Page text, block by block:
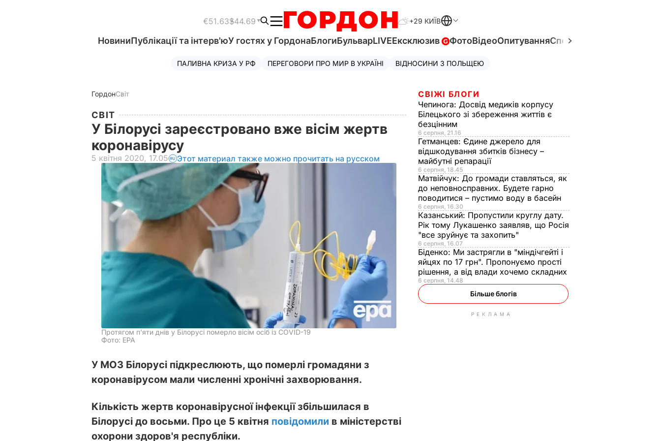
€51.63$44.69 +29 КИЇВ
НовиниПублікації та інтерв'юУ гостях у ГордонаБлогиБульварLIVEЕксклюзив ФотоВідеоОпитуванняСпецпроєкти
ПАЛИВНА КРИЗА У РФ ПЕРЕГОВОРИ ПРО МИР В УКРАЇНІ ВІДНОСИНИ З ПОЛЬЩЕЮ
ГордонСвіт
СВІТ
У Білорусі зареєстровано вже вісім жертв
коронавірусу
5 квітня 2020, 17.05 Этот материал также можно прочитать на русском
Протягом п'яти днів у Білорусі померло вісім осіб із COVID-19
Фото: ЕРА
У МОЗ Білорусі підкреслюють, що померлі громадяни з
коронавірусом мали численні хронічні захворювання.
Кількість жертв коронавірусної інфекції збільшилася в
Білорусі до восьми. Про це 5 квітня повідомили в міністерстві
охорони здоров'я республіки.
СВІЖІ БЛОГИ
Чепинога: Досвід медиків корпусу
Білецького зі збереження життів є
безцінним
6 серпня, 21.16
Гетманцев: Єдине джерело для
відшкодування збитків бізнесу –
майбутні репарації
6 серпня, 18.45
Матвійчук: До громади ставляться, як
до неповносправних. Будете гарно
поводитися – пустимо воду в басейн
6 серпня, 16.30
Казанський: Пропустили круглу дату.
Рік тому Лукашенко заявляв, що Росія
"все зруйнує та захопить"
6 серпня, 16.07
Біденко: Ми застрягли в "міндічгейті і
яйцях по 17 грн". Пропонуємо прості
рішення, а від влади хочемо складних
6 серпня, 14.48
Більше блогів
РЕКЛАМА